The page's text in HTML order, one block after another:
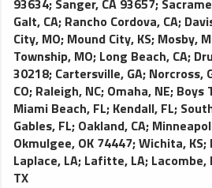
93634; Sanger, CA 93657;
Galt, CA; Rancho Cordova, CA;
City, MO; Mound City, KS; Mosby,
Township, MO; Long Beach, CA;
30218; Cartersville, GA; Norcross,
CO; Raleigh, NC; Omaha, NE; Boys
Miami Beach, FL; Kendall, FL;
Gables, FL; Oakland, CA;
Okmulgee, OK 74447;Wichita, KS;
Laplace, LA; Lafitte, LA; Lacombe,
TX